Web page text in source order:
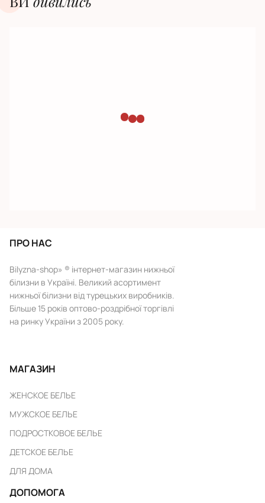
ПРО НАС
Bilyzna-shop» ® інтернет-магазин нижньої
білизни в Україні. Великий асортимент
нижньої білизни від турецьких виробників.
Більше 15 років оптово-роздрібної торгівлі
на ринку України з 2005 року.
МАГАЗИН
ЖЕНСКОЕ БЕЛЬЕ
МУЖСКОЕ БЕЛЬЕ
ПОДРОСТКОВОЕ БЕЛЬЕ
ДЕТСКОЕ БЕЛЬЕ
ДЛЯ ДОМА
ДОПОМОГА